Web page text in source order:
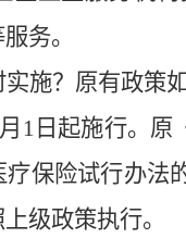
务。
施？原有政策
月 1 日起施行。原
保险试行办法
级政策执行。